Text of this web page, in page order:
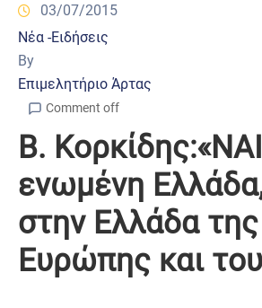
03/07/2015
Νέα -Ειδήσεις
By
Επιμελητήριο Άρτας
Comment off
Β.
ενωμένη
στην Ελλάδα της
Ευρώπης και